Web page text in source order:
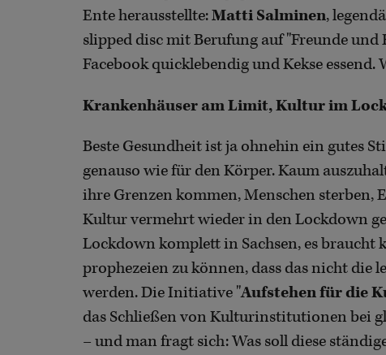
Ente herausstellte:Matti Salminen,
slipped disc mit Berufung auf "Freunde
Facebook quicklebendig und Kekse
Krankenhäuser am Limit, Kultur im
Beste Gesundheit ist ja ohnehin ein gutes
genauso wie für den Körper. Kaum
ihre Grenzen kommen, Menschen sterben,
Kultur vermehrt wieder in den Lockdown
Lockdown komplett in Sachsen, es braucht
prophezeien zu können, dass das nicht die
werden. Die Initiative "Aufstehen für die
das Schließen von Kulturinstitutionen bei
– und man fragt sich: Was soll diese